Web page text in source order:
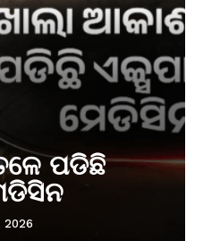
ପଡିଛି
2026